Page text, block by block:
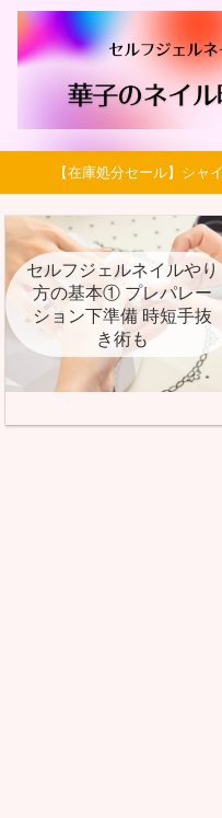
【在庫処分セール】シャ
セルフジェルネイルやり
方の基本① プレパレー
ション下準備 時短手抜
き術も